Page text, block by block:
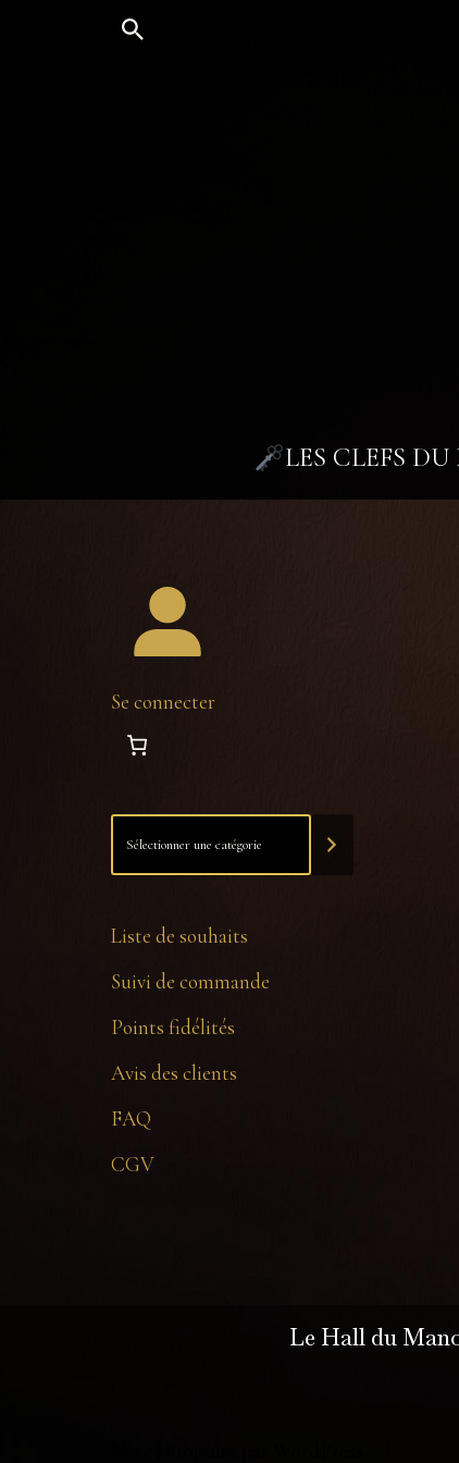
LES CLEFS
Se connecter
Liste de souhaits
Suivi de commande
Points fidélités
Avis des clients
FAQ
CGV
Le Hall du